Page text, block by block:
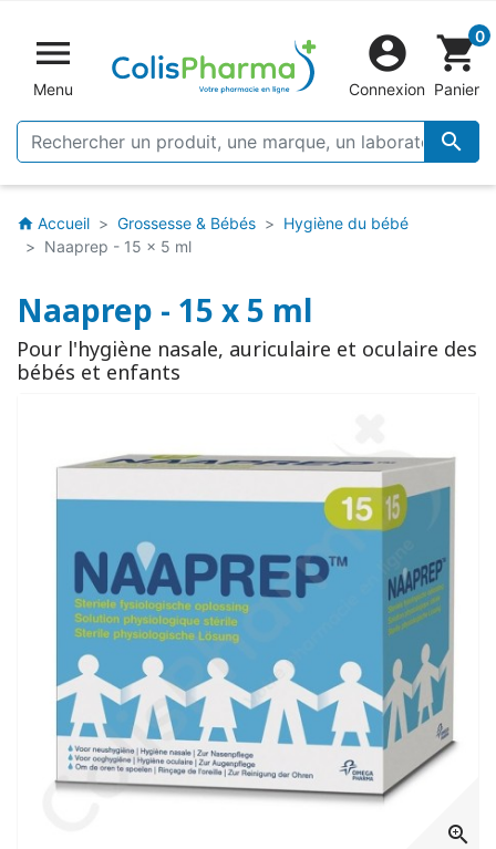

Menu


Connexion
shopping_cart0
Panier
home Accueil Grossesse & Bébés
Hygiène du bébé
Naaprep - 15 x 5 ml
Naaprep - 15 x 5 ml
Pour l'hygiène nasale, auriculaire et oculaire des
bébés et enfants
zoom_in